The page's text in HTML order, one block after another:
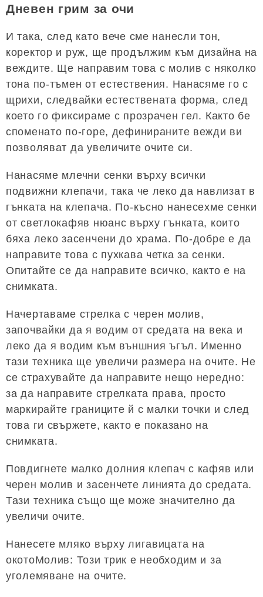
Дневен грим за очи
И така, след като вече сме нанесли тон,
коректор и руж, ще продължим към дизайна на
веждите. Ще направим това с молив с няколко
тона по-тъмен от естествения. Нанасяме го с
щрихи, следвайки естествената форма, след
което го фиксираме с прозрачен гел. Както бе
споменато по-горе, дефинираните вежди ви
позволяват да увеличите очите си.
Нанасяме млечни сенки върху всички
подвижни клепачи, така че леко да навлизат в
гънката на клепача. По-късно нанесехме сенки
от светлокафяв нюанс върху гънката, които
бяха леко засенчени до храма. По-добре е да
направите това с пухкава четка за сенки.
Опитайте се да направите всичко, както е на
снимката.
Начертаваме стрелка с черен молив,
започвайки да я водим от средата на века и
леко да я водим към външния ъгъл. Именно
тази техника ще увеличи размера на очите. Не
се страхувайте да направите нещо нередно:
за да направите стрелката права, просто
маркирайте границите й с малки точки и след
това ги свържете, както е показано на
снимката.
Повдигнете малко долния клепач с кафяв или
черен молив и засенчете линията до средата.
Тази техника също ще може значително да
увеличи очите.
Нанесете мляко върху лигавицата на
окотоМолив: Този трик е необходим и за
уголемяване на очите.